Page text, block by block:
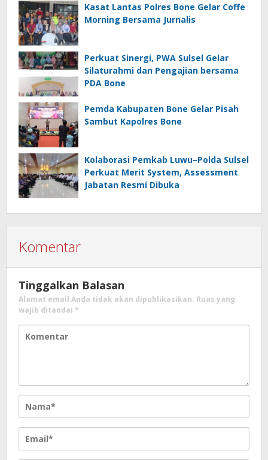
Kasat Lantas Polres Bone Gelar Coffe
Morning Bersama Jurnalis
Perkuat Sinergi, PWA Sulsel Gelar
Silaturahmi dan Pengajian bersama
PDA Bone
Pemda Kabupaten Bone Gelar Pisah
Sambut Kapolres Bone
Kolaborasi Pemkab Luwu–Polda Sulsel
Perkuat Merit System, Assessment
Jabatan Resmi Dibuka
Komentar
Tinggalkan Balasan
Alamat email Anda tidak akan dipublikasikan. Ruas yang
wajib ditandai *